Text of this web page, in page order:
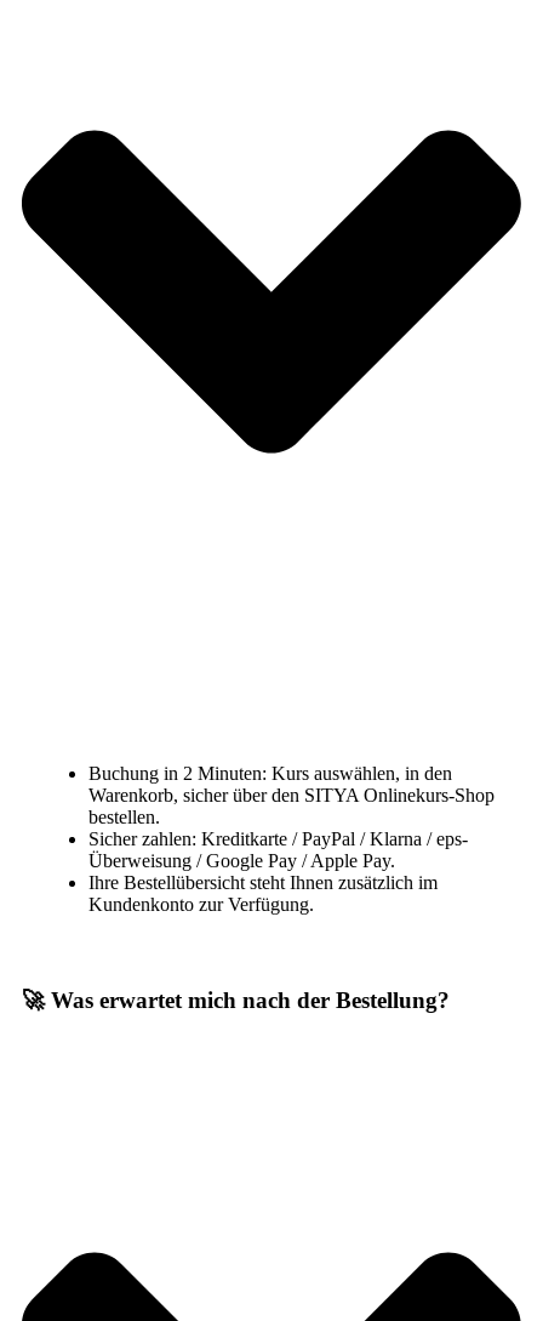
Buchung in 2 Minuten: Kurs auswählen, in den
Warenkorb, sicher über den SITYA Onlinekurs-Shop
bestellen.
Sicher zahlen: Kreditkarte / PayPal / Klarna / eps-
Überweisung / Google Pay / Apple Pay.
Ihre Bestellübersicht steht Ihnen zusätzlich im
Kundenkonto zur Verfügung.
🚀 Was erwartet mich nach der Bestellung?